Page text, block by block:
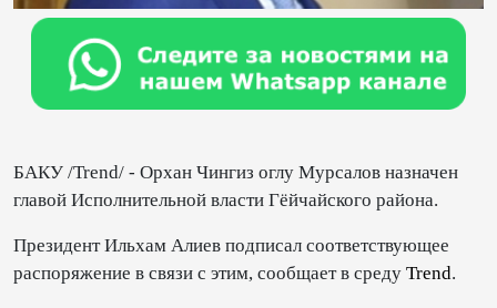
БАКУ /Trend/ - Орхан Чингиз оглу Мурсалов назначен
главой Исполнительной власти Гёйчайского района.
Президент Ильхам Алиев подписал соответствующее
распоряжение в связи с этим, сообщает в среду Trend.